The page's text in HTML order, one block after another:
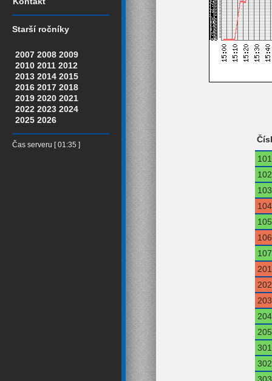
Starší ročníky
2007 2008 2009
2010 2011 2012
2013 2014 2015
2016 2017 2018
2019 2020 2021
2022 2023 2024
2025 2026
Čas serveru [ 01:35 ]
101
102
103
104
105
106
107
201
202
203
204
205
301
302